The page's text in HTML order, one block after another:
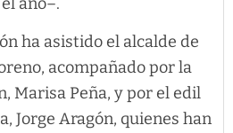
ha asistido el alcalde de
acompañado por la
Marisa Peña, y por el edil
Jorge Aragón, quienes han